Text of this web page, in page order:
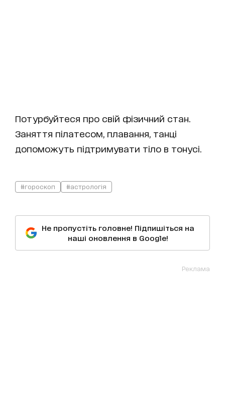
Потурбуйтеся про свій фізичний стан.
Заняття пілатесом, плавання, танці
допоможуть підтримувати тіло в тонусі.
#гороскоп #астрологія
Не пропустіть головне! Підпишіться на
наші оновлення в Google!
Реклама